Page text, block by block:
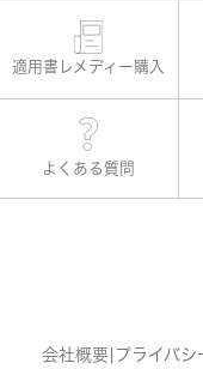
適用書レメディー購入
よくある質問
会社概要 プライバシ